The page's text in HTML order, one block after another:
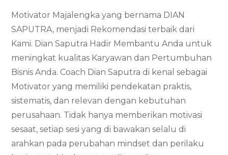
Motivator Majalengka yang bernama DIAN
SAPUTRA, menjadi Rekomendasi terbaik dari
Kami. Dian Saputra Hadir Membantu Anda untuk
meningkat kualitas Karyawan dan Pertumbuhan
Bisnis Anda. Coach Dian Saputra di kenal sebagai
Motivator yang memiliki pendekatan praktis,
sistematis, dan relevan dengan kebutuhan
perusahaan. Tidak hanya memberikan motivasi
sesaat, setiap sesi yang di bawakan selalu di
arahkan pada perubahan mindset dan perilaku